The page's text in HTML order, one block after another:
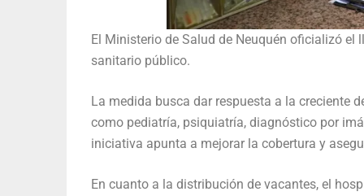
El Ministerio de Salud de Neuquén oficializó
sanitario público.
La medida busca dar respuesta a la creciente
como pediatría, psiquiatría, diagnóstico por
iniciativa apunta a mejorar la cobertura y
En cuanto a la distribución de vacantes, el